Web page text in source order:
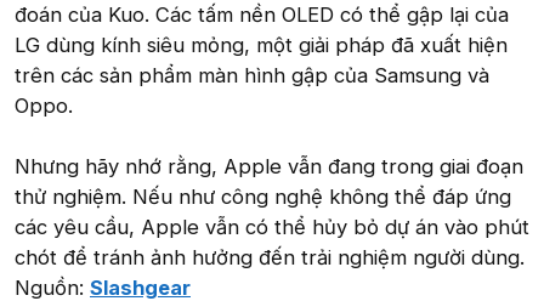
đoán của Kuo. Các tấm nền OLED có thể gập lại của
LG dùng kính siêu mỏng, một giải pháp đã xuất hiện
trên các sản phẩm màn hình gập của Samsung và
Oppo.
Nhưng hãy nhớ rằng, Apple vẫn đang trong giai đoạn
thử nghiệm. Nếu như công nghệ không thể đáp ứng
các yêu cầu, Apple vẫn có thể hủy bỏ dự án vào phút
chót để tránh ảnh hưởng đến trải nghiệm người dùng.
Nguồn: Slashgear